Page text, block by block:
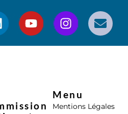
Menu
Mentions Légales